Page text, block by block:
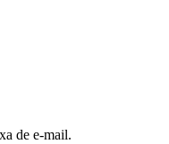
de e-mail.